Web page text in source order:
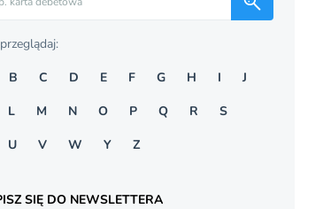
B C D E F G H I
J
L M N O P Q R
S
U V W Y Z
SIĘ DO NEWSLETTERA